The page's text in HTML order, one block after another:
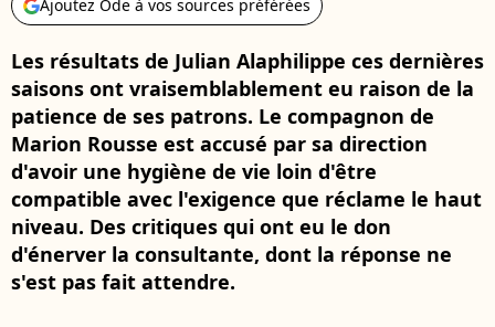
Ajoutez Ode à vos sources préférées
Les résultats de Julian Alaphilippe ces dernières
saisons ont vraisemblablement eu raison de la
patience de ses patrons. Le compagnon de
Marion Rousse est accusé par sa direction
d'avoir une hygiène de vie loin d'être
compatible avec l'exigence que réclame le haut
niveau. Des critiques qui ont eu le don
d'énerver la consultante, dont la réponse ne
s'est pas fait attendre.